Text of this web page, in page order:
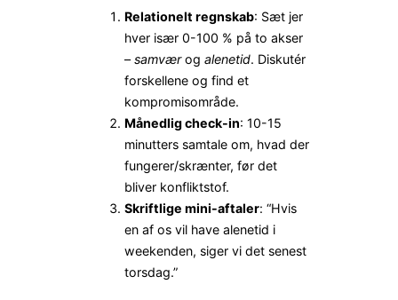
Relationelt regnskab: Sæt jer
hver især 0-100 % på to akser
–samværog alenetid. Diskutér
forskellene og find et
kompromisområde.
Månedlig check-in: 10-15
minutters samtale om, hvad der
fungerer/skrænter, før det
bliver konfliktstof.
Skriftlige mini-aftaler: “Hvis
en af os vil have alenetid i
weekenden, siger vi det senest
torsdag.”